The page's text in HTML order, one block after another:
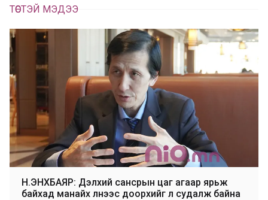
ТӨСТЭЙ МЭДЭЭ
Н.ЭНХБАЯР: Дэлхий сансрын цаг агаар ярьж
байхад манайх үүлнээс доорхийг л судалж байна